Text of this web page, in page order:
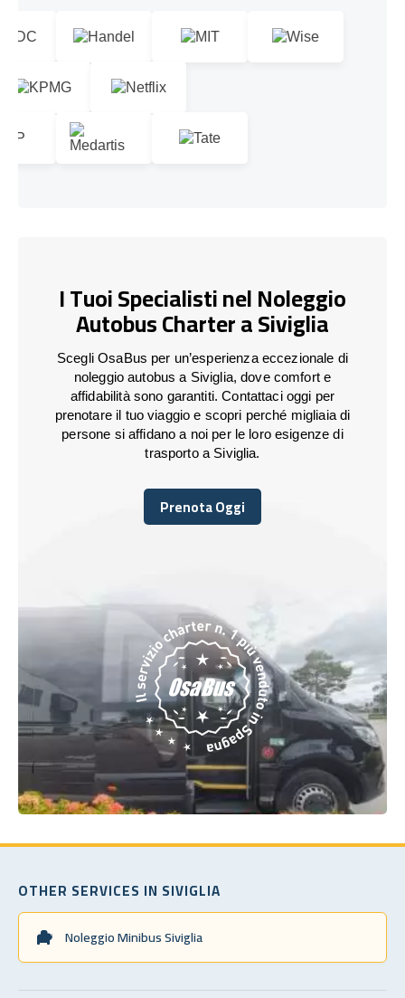
I Tuoi Specialisti nel Noleggio
Autobus Charter a Siviglia
Scegli OsaBus per un’esperienza eccezionale di
noleggio autobus a Siviglia, dove comfort e
affidabilità sono garantiti. Contattaci oggi per
prenotare il tuo viaggio e scopri perché migliaia di
persone si affidano a noi per le loro esigenze di
trasporto a Siviglia.
Prenota Oggi
Prenota Oggi
OTHER SERVICES IN SIVIGLIA
Noleggio Minibus Siviglia